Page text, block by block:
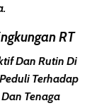
RT
Dan Rutin Di
Terhadap
Tenaga